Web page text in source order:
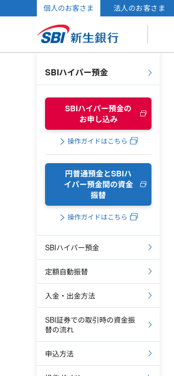
個人のお客さま 法人のお客さま
SBIハイパー預金
SBIハイパー預金の
お申し込み
操作ガイドはこちら
円普通預金とSBIハ
イパー預金間の資金
振替
操作ガイドはこちら
SBIハイパー預金
定額自動振替
入金・出金方法
SBI証券での取引時の資金振
替の流れ
申込方法